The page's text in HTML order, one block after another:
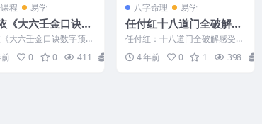
程 易学
《大六壬金口诀数
》中级+高级共58
百度盘下载
大六壬金口诀数字预
级+高级共58集视频，其
话，应该是属于基...
0 0 411
八字命理 易学
任付红十八道门全破解感
受精彩绝伦的盲派八字绝
技pdf 百度云
任付红：十八道门全破解感受精
彩绝伦的盲派八字绝技pdf，盲
派绝密口诀完全公开，5...
4 年前 0 1 398